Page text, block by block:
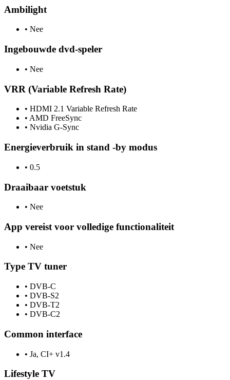
Ambilight
• Nee
Ingebouwde dvd-speler
• Nee
VRR (Variable Refresh Rate)
• HDMI 2.1 Variable Refresh Rate
• AMD FreeSync
• Nvidia G-Sync
Energieverbruik in stand -by modus
• 0.5
Draaibaar voetstuk
• Nee
App vereist voor volledige functionaliteit
• Nee
Type TV tuner
• DVB-C
• DVB-S2
• DVB-T2
• DVB-C2
Common interface
• Ja, CI+ v1.4
Lifestyle TV